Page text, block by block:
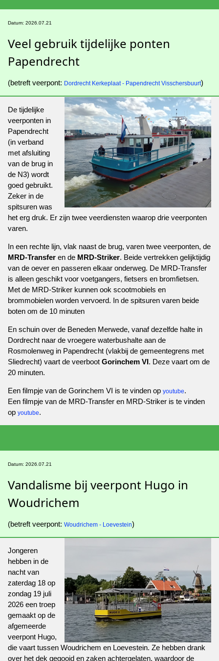
Datum: 2026.07.21
Veel gebruik tijdelijke ponten
Papendrecht
(betreft veerpont: Dordrecht Kerkeplaat - Papendrecht Visschersbuurt)
De tijdelijke
veerponten in
Papendrecht
(in verband
met afsluiting
van de brug in
de N3) wordt
goed gebruikt.
Zeker in de
spitsuren was
het erg druk. Er zijn twee veerdiensten waarop drie veerponten
varen.
In een rechte lijn, vlak naast de brug, varen twee veerponten, de
MRD-Transfer en de MRD-Striker. Beide vertrekken gelijktijdig
van de oever en passeren elkaar onderweg. De MRD-Transfer
is alleen geschikt voor voetgangers, fietsers en bromfietsen.
Met de MRD-Striker kunnen ook scootmobiels en
brommobielen worden vervoerd. In de spitsuren varen beide
boten om de 10 minuten
En schuin over de Beneden Merwede, vanaf dezelfde halte in
Dordrecht naar de vroegere waterbushalte aan de
Rosmolenweg in Papendrecht (vlakbij de gemeentegrens met
Sliedrecht) vaart de veerboot Gorinchem VI. Deze vaart om de
20 minuten.
Een filmpje van de Gorinchem VI is te vinden op youtube.
Een filmpje van de MRD-Transfer en MRD-Striker is te vinden
op youtube.
Datum: 2026.07.21
Vandalisme bij veerpont Hugo in
Woudrichem
(betreft veerpont: Woudrichem - Loevestein)
Jongeren
hebben in de
nacht van
zaterdag 18 op
zondag 19 juli
2026 een troep
gemaakt op de
afgemeerde
veerpont Hugo,
die vaart tussen Woudrichem en Loevestein. Ze hebben drank
over het dek gegooid en zaken achtergelaten, waardoor de